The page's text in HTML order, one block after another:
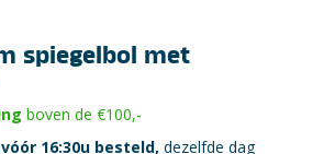
spiegelbol met
boven de €100,-
16:30u besteld, dezelfde dag